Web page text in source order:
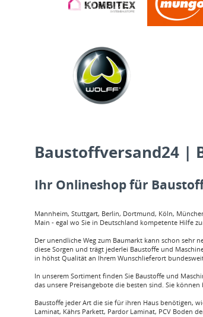
Baustoffversand24 |
Ihr Onlineshop für
Mannheim, Stuttgart, Berlin, Dortmund, Köln,
Main - egal wo Sie in Deutschland kompetente Hilfe
Der unendliche Weg zum Baumarkt kann schon
diese Sorgen und trägt jederlei Baustoffe und
in höhst Qualität an Ihrem Wunschlieferort
In unserem Sortiment finden Sie Baustoffe und
das unsere Preisangebote die besten sind. Sie
Baustoffe jeder Art die sie für ihren Haus benötigen,
Laminat, Kährs Parkett, Pardor Laminat, PCV Boden